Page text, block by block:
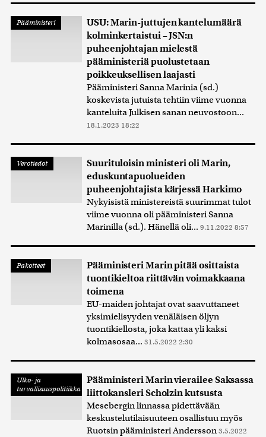
Pääministeri
USU: Marin-juttujen kantelumäärä
kolminkertaistui – JSN:n
puheenjohtajan mielestä
pääministeriä puolustetaan
poikkeuksellisen laajasti
Pääministeri Sanna Marinia (sd.)
koskevista jutuista tehtiin viime vuonna
kanteluita Julkisen sanan neuvostoon...
18.1.2023 18:22
Verotiedot
Suurituloisin ministeri oli Marin,
eduskuntapuolueiden
puheenjohtajista kärjessä Harkimo
Nykyisistä ministereistä suurimmat tulot
viime vuonna oli pääministeri Sanna
Marinilla (sd.). Hänellä oli... 9.11.2022 8:57
Pakotteet
Pääministeri Marin pitää osittaista
tuontikieltoa riittävän voimakkaana
toimena
EU-maiden johtajat ovat saavuttaneet
yksimielisyyden venäläisen öljyn
tuontikiellosta, joka kattaa yli kaksi
kolmasosaa... 31.5.2022 2:30
Ulko- ja
turvallisuuspolitiikka
Pääministeri Marin vierailee Saksassa
liittokansleri Scholzin kutsusta
Mesebergin linnassa pidettävään
keskustelutilaisuuteen osallistuu myös
Ruotsin pääministeri Andersson 3.5.2022